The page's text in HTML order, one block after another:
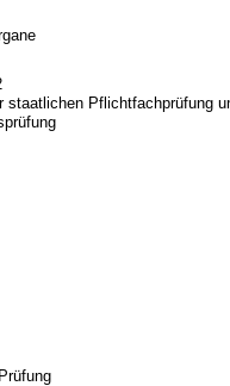
Pflichtfachprüfung